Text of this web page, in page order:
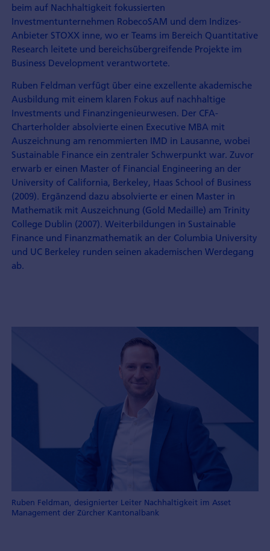
beim auf Nachhaltigkeit fokussierten
Investmentunternehmen RobecoSAM und dem Indizes-
Anbieter STOXX inne, wo er Teams im Bereich Quantitative
Research leitete und bereichsübergreifende Projekte im
Business Development verantwortete.
Ruben Feldman verfügt über eine exzellente akademische
Ausbildung mit einem klaren Fokus auf nachhaltige
Investments und Finanzingenieurwesen. Der CFA-
Charterholder absolvierte einen Executive MBA mit
Auszeichnung am renommierten IMD in Lausanne, wobei
Sustainable Finance ein zentraler Schwerpunkt war. Zuvor
erwarb er einen Master of Financial Engineering an der
University of California, Berkeley, Haas School of Business
(2009). Ergänzend dazu absolvierte er einen Master in
Mathematik mit Auszeichnung (Gold Medaille) am Trinity
College Dublin (2007). Weiterbildungen in Sustainable
Finance und Finanzmathematik an der Columbia University
und UC Berkeley runden seinen akademischen Werdegang
ab.
Ruben Feldman, designierter Leiter Nachhaltigkeit im Asset
Management der Zürcher Kantonalbank